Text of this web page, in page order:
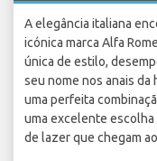
A elegância italiana
icónica marca Alfa
única de estilo,
seu nome nos anais da
uma perfeita
uma excelente
de lazer que chegam